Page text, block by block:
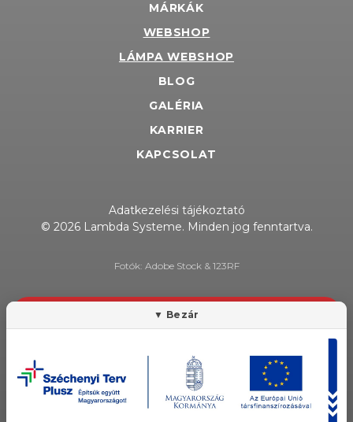
MÁRKÁK
WEBSHOP
LÁMPA WEBSHOP
BLOG
GALÉRIA
KARRIER
KAPCSOLAT
Adatkezelési tájékoztató
© 2026 Lambda Systeme. Minden jog fenntartva.
Fotók: Adobe Stock & 123RF
HÍRLEVÉL FELIRATKOZÁS